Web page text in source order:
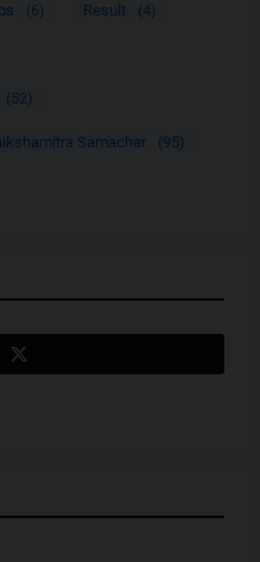
(6) Result (4)
(52)
Samachar (95)